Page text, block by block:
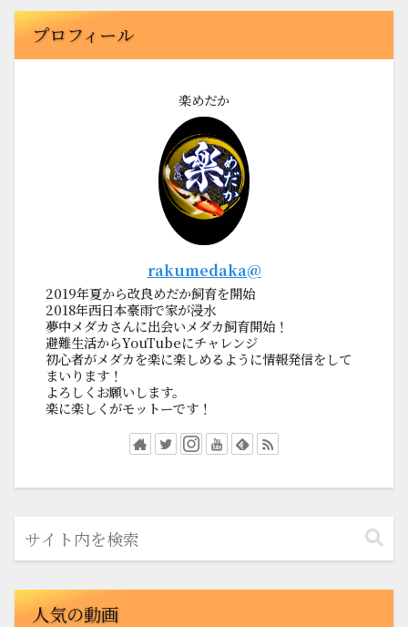
プロフィール
楽めだか
rakumedaka@
2019年夏から改良めだか飼育を開始
2018年西日本豪雨で家が浸水
夢中メダカさんに出会いメダカ飼育開始！
避難生活からYouTubeにチャレンジ
初心者がメダカを楽に楽しめるように情報発信をして
まいります！
よろしくお願いします。
楽に楽しくがモットーです！
人気の動画